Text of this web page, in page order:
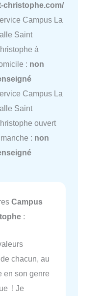
christophe.com/
Campus La
Saint
à
: non
Campus La
Saint
ouvert
: non
Campus
:
chacun, au
en son genre
! Je